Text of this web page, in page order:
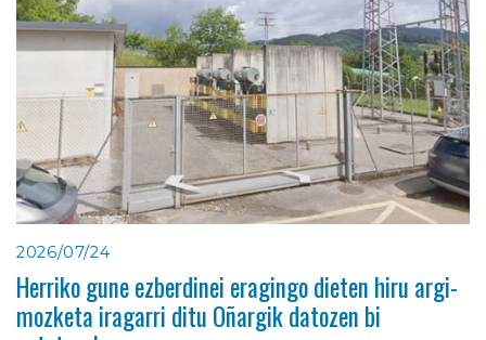
2026/07/24
Herriko gune ezberdinei eragingo dieten hiru argi-
mozketa iragarri ditu Oñargik datozen bi